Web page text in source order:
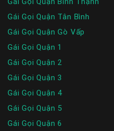
Gái Gọi Quận Tân Bình
Gái Gọi Quận Gò Vấp
Gái Gọi Quận 1
Gái Gọi Quận 2
Gái Gọi Quận 3
Gái Gọi Quận 4
Gái Gọi Quận 5
Gái Gọi Quận 6